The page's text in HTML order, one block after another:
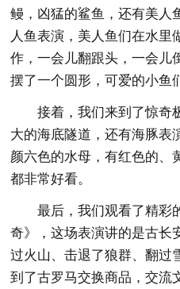
鳗，凶猛的鲨鱼，还有美人
人鱼表演，美人鱼们在水里
作，一会儿翻跟头，一会儿
摆了一个圆形，可爱的小鱼
接着，我们来到了惊奇
大的海底隧道，还有海豚表
颜六色的水母，有红色的、
都非常好看。
最后，我们观看了精彩
奇》，这场表演讲的是古长
过火山、击退了狼群、翻过
到了古罗马交换商品，交